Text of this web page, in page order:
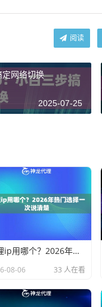
阅读
网络切换
2025-07-25
代理ip用哪个？2026年热门选择一次说清楚
08-06 33 人在看